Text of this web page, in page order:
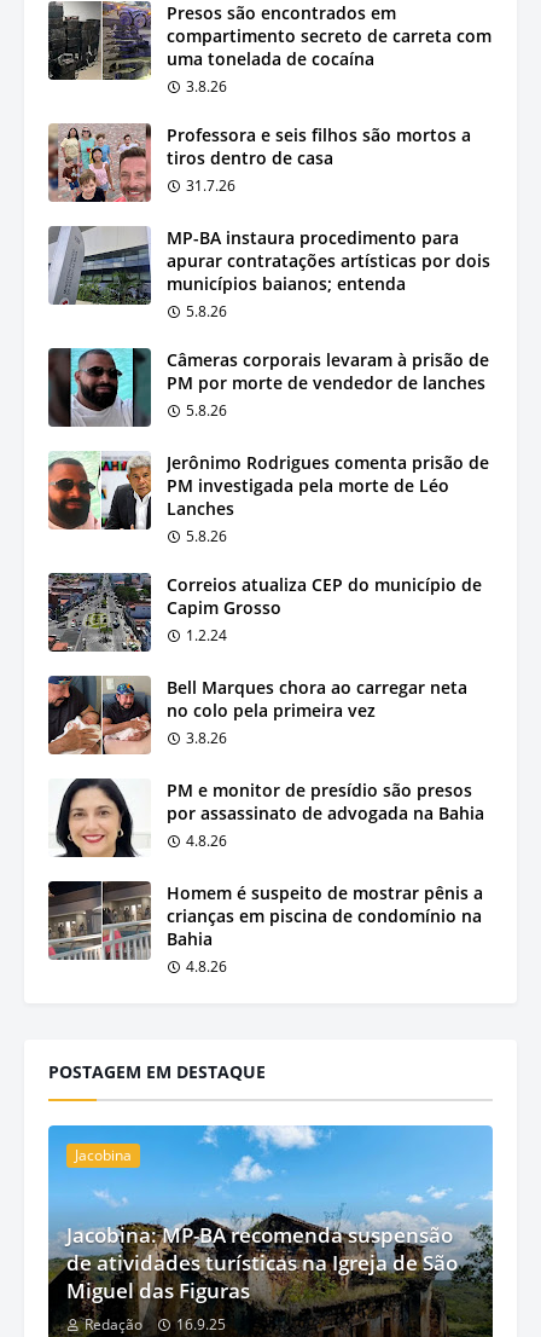
Presos são encontrados em
compartimento secreto de carreta com
uma tonelada de cocaína
3.8.26
Professora e seis filhos são mortos a
tiros dentro de casa
31.7.26
MP-BA instaura procedimento para
apurar contratações artísticas por dois
municípios baianos; entenda
5.8.26
Câmeras corporais levaram à prisão de
PM por morte de vendedor de lanches
5.8.26
Jerônimo Rodrigues comenta prisão de
PM investigada pela morte de Léo
Lanches
5.8.26
Correios atualiza CEP do município de
Capim Grosso
1.2.24
Bell Marques chora ao carregar neta
no colo pela primeira vez
3.8.26
PM e monitor de presídio são presos
por assassinato de advogada na Bahia
4.8.26
Homem é suspeito de mostrar pênis a
crianças em piscina de condomínio na
Bahia
4.8.26
POSTAGEM EM DESTAQUE
Jacobina
Jacobina: MP-BA recomenda suspensão
de atividades turísticas na Igreja de São
Miguel das Figuras
Redação 16.9.25